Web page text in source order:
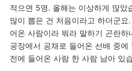
적으면 5명. 올해는 이상하게 많았
많이 뽑은 건 처음이라고 하더군요
어온 사람이라 뭐라 말하기 곤란하
공장에서 공채로 들어온 선배 중에
전에 들어온 사람 한 사람 남아 있